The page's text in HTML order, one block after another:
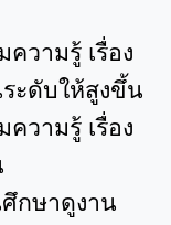
วามรู้ เรื่อง
ะดับให้สูงขึ้น
วามรู้ เรื่อง
กษาดูงาน